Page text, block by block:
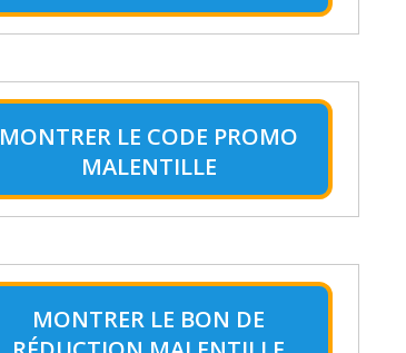
MONTRER LE CODE PROMO
MALENTILLE
MONTRER LE BON DE